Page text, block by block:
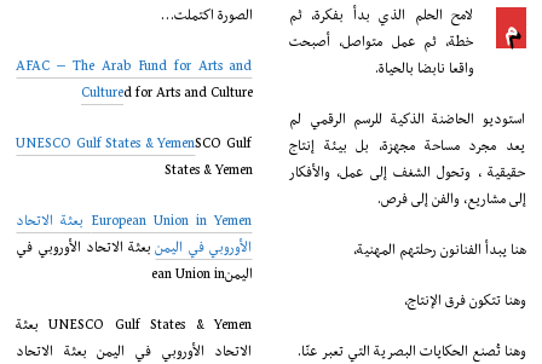
م
لامح الحلم الذي بدأ بفكرة، ثم
خطة، ثم عمل متواصل، أصبحت
واقعا نابضا بالحياة.
استوديو الحاضنة الذكية للرسم الرقمي لم
يعد مجرد مساحة مجهزة، بل بيئة إنتاج
حقيقية ، وتحول الشغف إلى عمل، والأفكار
إلى مشاريع، والفن إلى فرص.
هنا يبدأ الفنانون رحلتهم المهنية،
وهنا تتكون فرق الإنتاج،
وهنا تُصنع الحكايات البصرية التي تعبر عنّا.
الصورة اكتملت…
AFAC – The Arab Fund for Arts and
Cultured for Arts and Culture
UNESCO Gulf States & YemenSCO Gulf
States & Yemen
European Union in Yemen بعثة الاتحاد
الأوروبي في اليمنبعثة الاتحاد الأوروبي في
اليمنean Union in
UNESCO Gulf States & Yemen بعثة
الاتحاد الأوروبي في اليمن بعثة الاتحاد